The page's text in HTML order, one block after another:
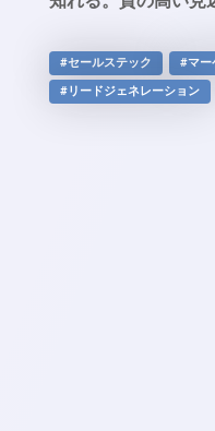
#セールステック #マー
#リードジェネレーション